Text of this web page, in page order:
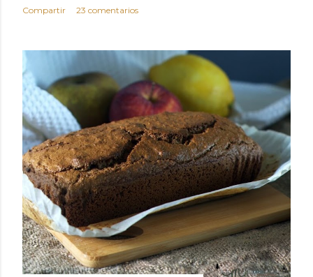
Compartir 23 comentarios